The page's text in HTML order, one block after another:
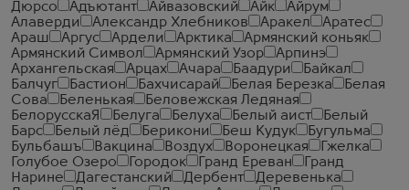
Дюрсо
Адъютант Айвазовский Айк
Айрум
Алаверди
Александр Хлебников Аракел
Аратес
Араш
Аргус Ардели Арктика
Армянский коньяк
Армянский Символ
Армянский Узор
Арпинэ
Архангельская
Арцах Ачара Баадури
Байкал
Балчуг
Бастион Бахчисарай Белая Березка
Белая
Сова
Беленькая
Беловежская Ледяная
БелорусскаЯ
Белуга Белуха Белый аист
Белый
Барс
Белый лёд Берикони Беш Кудук
Бугульма
Бульбашъ
Вакцина Воздух Воронецкая
Гжелка
Голубое Озеро
Городок Гранд Ереван
Гранд
Нарине
Дагестанский Дербент
Деревенька